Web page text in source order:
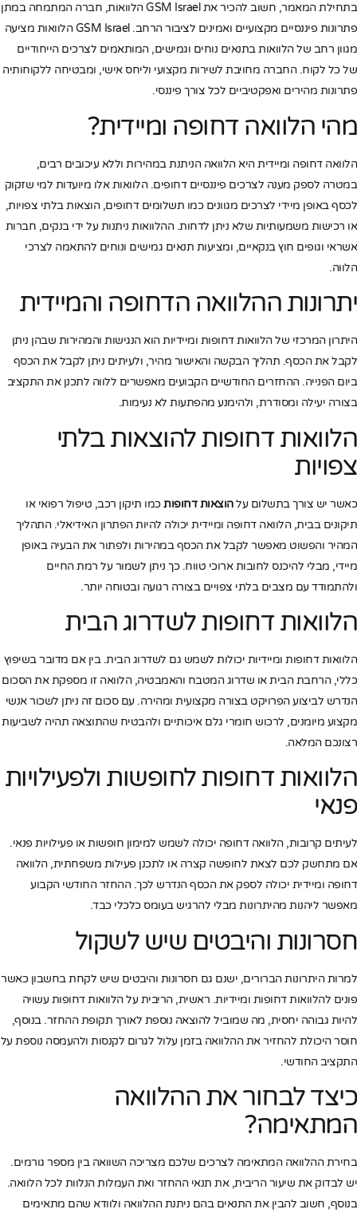
בתחילת המאמר, חשוב להכיר את GSM Israel הלוואות, חברה המתמחה במתן
פתרונות פיננסיים מקצועיים ואמינים לציבור הרחב. GSM Israel הלוואות מציעה
מגוון רחב של הלוואות בתנאים נוחים וגמישים, המותאמים לצרכים הייחודיים
של כל לקוח. החברה מחויבת לשירות מקצועי וליחס אישי, ומבטיחה ללקוחותיה
פתרונות מהירים ואפקטיביים לכל צורך פיננסי.
מהי הלוואה דחופה ומיידית?
הלוואה דחופה ומיידית היא הלוואה הניתנת במהירות וללא עיכובים רבים,
במטרה לספק מענה לצרכים פיננסיים דחופים. הלוואות אלו מיועדות למי שזקוק
לכסף באופן מיידי לצרכים מגוונים כמו תשלומים דחופים, הוצאות בלתי צפויות,
או רכישות משמעותיות שלא ניתן לדחות. ההלוואות ניתנות על ידי בנקים, חברות
אשראי וגופים חוץ בנקאיים, ומציעות תנאים גמישים ונוחים להתאמה לצרכי
הלווה.
יתרונות ההלוואה הדחופה והמיידית
היתרון המרכזי של הלוואות דחופות ומיידיות הוא הנגישות והמהירות שבהן ניתן
לקבל את הכסף. תהליך הבקשה והאישור מהיר, ולעיתים ניתן לקבל את הכסף
ביום הפנייה. ההחזרים החודשיים הקבועים מאפשרים ללווה לתכנן את התקציב
בצורה יעילה ומסודרת, ולהימנע מהפתעות לא נעימות.
הלוואות דחופות להוצאות בלתי
צפויות
כאשר יש צורך בתשלום עלהוצאות דחופותכמו תיקון רכב, טיפול רפואי או
תיקונים בבית, הלוואה דחופה ומיידית יכולה להיות הפתרון האידיאלי. התהליך
המהיר והפשוט מאפשר לקבל את הכסף במהירות ולפתור את הבעיה באופן
מיידי, מבלי להיכנס לחובות ארוכי טווח. כך ניתן לשמור על רמת החיים
ולהתמודד עם מצבים בלתי צפויים בצורה רגועה ובטוחה יותר.
הלוואות דחופות לשדרוג הבית
הלוואות דחופות ומיידיות יכולות לשמש גם לשדרוג הבית. בין אם מדובר בשיפוץ
כללי, הרחבת הבית או שדרוג המטבח והאמבטיה, הלוואה זו מספקת את הסכום
הנדרש לביצוע הפרויקט בצורה מקצועית ומהירה. עם סכום זה ניתן לשכור אנשי
מקצוע מיומנים, לרכוש חומרי גלם איכותיים ולהבטיח שהתוצאה תהיה לשביעות
רצונכם המלאה.
הלוואות דחופות לחופשות ולפעילויות
פנאי
לעיתים קרובות, הלוואה דחופה יכולה לשמש למימון חופשות או פעילויות פנאי.
אם מתחשק לכם לצאת לחופשה קצרה או לתכנן פעילות משפחתית, הלוואה
דחופה ומיידית יכולה לספק את הכסף הנדרש לכך. ההחזר החודשי הקבוע
מאפשר ליהנות מהיתרונות מבלי להרגיש בעומס כלכלי כבד.
חסרונות והיבטים שיש לשקול
למרות היתרונות הברורים, ישנם גם חסרונות והיבטים שיש לקחת בחשבון כאשר
פונים להלוואות דחופות ומיידיות. ראשית, הריבית על הלוואות דחופות עשויה
להיות גבוהה יחסית, מה שמוביל להוצאה נוספת לאורך תקופת ההחזר. בנוסף,
חוסר היכולת להחזיר את ההלוואה בזמן עלול לגרום לקנסות ולהעמסה נוספת על
התקציב החודשי.
כיצד לבחור את ההלוואה
המתאימה?
בחירת ההלוואה המתאימה לצרכים שלכם מצריכה השוואה בין מספר גורמים.
יש לבדוק את שיעור הריבית, את תנאי ההחזר ואת העמלות הנלוות לכל הלוואה.
בנוסף, חשוב להבין את התנאים בהם ניתנת ההלוואה ולוודא שהם מתאימים